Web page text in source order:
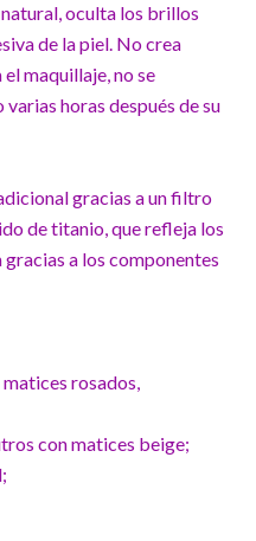
oculta los brillos
de la piel. No crea
maquillaje, no se
horas después de su
gracias a un filtro
de titanio, que refleja los
a los componentes
rosados,
con matices beige;